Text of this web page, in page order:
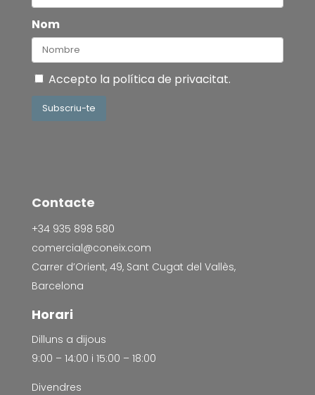
Nom
Accepto la política de privacitat.
Subscriu-te
Contacte
+34 935 898 580
comercial@coneix.com
Carrer d’Orient, 49, Sant Cugat del Vallès,
Barcelona
Horari
Dilluns a dijous
9:00 – 14:00 i 15:00 – 18:00
Divendres